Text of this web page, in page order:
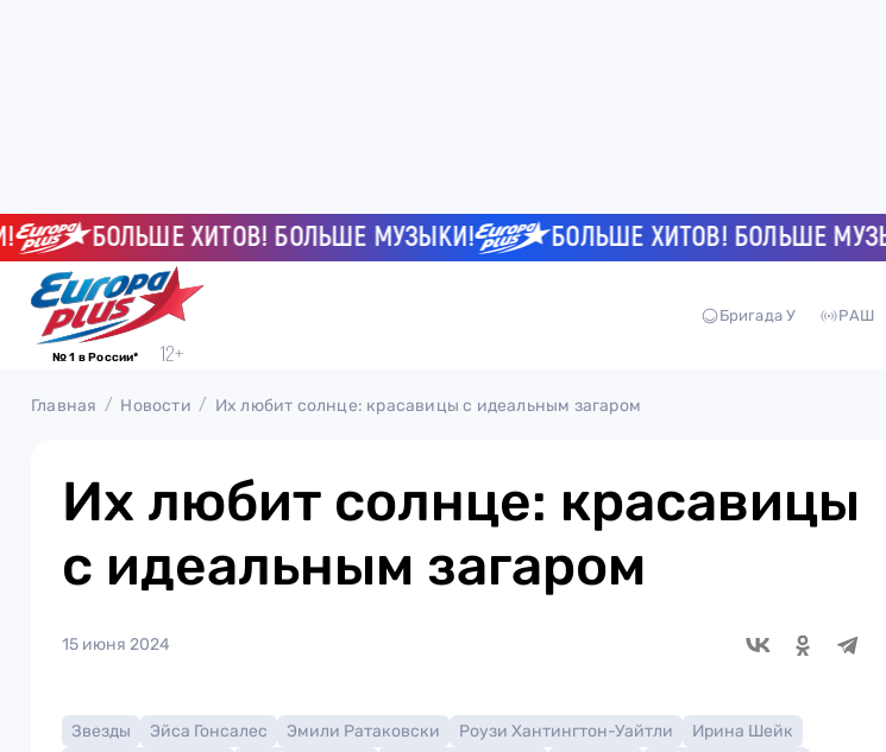
БОЛЬШЕ ХИТОВ! БОЛЬШЕ МУЗЫКИ! БОЛЬШЕ ХИТОВ! БОЛЬШЕ МУЗЫКИ!
№ 1 в России*
Бригада У РАШ
Главная Новости Их любит солнце: красавицы с идеальным загаром
Их любит солнце: красавицы
с идеальным загаром
15 июня 2024
Звезды Эйса Гонсалес Эмили Ратаковски Роузи Хантингтон-Уайтли
Ирина Шейк